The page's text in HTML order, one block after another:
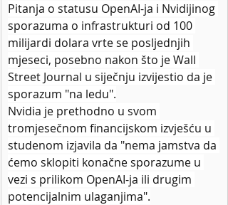
Pitanja o statusu OpenAI-ja i Nvidijinog
sporazuma o infrastrukturi od 100
milijardi dolara vrte se posljednjih
mjeseci, posebno nakon što je Wall
Street Journal u siječnju izvijestio da je
sporazum "na ledu".
Nvidia je prethodno u svom
tromjesečnom financijskom izvješću u
studenom izjavila da "nema jamstva da
ćemo sklopiti konačne sporazume u
vezi s prilikom OpenAI-ja ili drugim
potencijalnim ulaganjima".